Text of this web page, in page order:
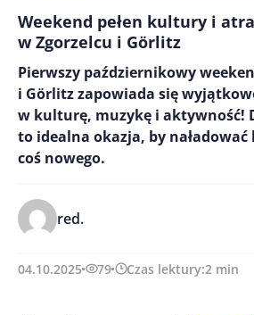
Weekend pełen kultury i
w Zgorzelcu i Görlitz
Pierwszy październikowy
i Görlitz zapowiada się
w kulturę, muzykę i aktywność!
to idealna okazja, by naładować
coś nowego.
red.
04.10.2025 79 Czas lektury:2 min